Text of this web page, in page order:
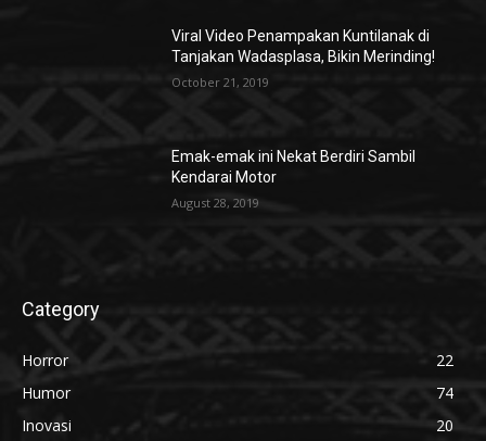
Viral Video Penampakan Kuntilanak di
Tanjakan Wadasplasa, Bikin Merinding!
October 21, 2019
Emak-emak ini Nekat Berdiri Sambil
Kendarai Motor
August 28, 2019
Category
Horror
22
Humor
74
Inovasi
20